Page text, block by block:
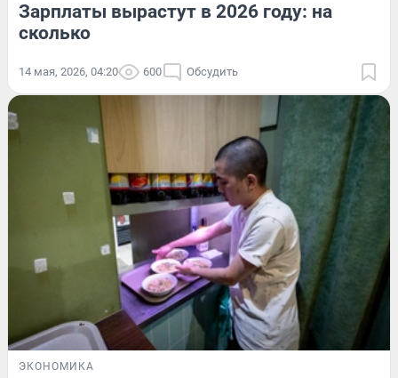
Зарплаты вырастут в 2026 году: на
сколько
14 мая, 2026, 04:20 600 Обсудить
ЭКОНОМИКА